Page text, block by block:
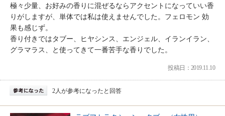
極々少量、お好みの香りに混ぜるならアクセントになっていい香
りがしますが、単体では私は使えませんでした。フェロモン 効
果も感じず。
香り付きではタブー、ヒヤシンス、エンジェル、イランイラン、
グラマラス、と使ってきて一番苦手な香りでした。
投稿日：2019.11.10
2人が参考になったと回答